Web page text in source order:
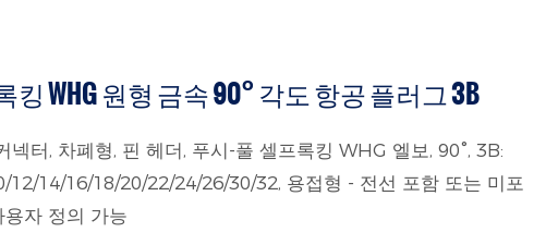
킹 WHG 원형 금속 90° 각도 항공 플러그 3B
넥터, 차폐형, 핀 헤더, 푸시-풀 셀프록킹 WHG 엘보, 90°, 3B:
12/14/16/18/20/22/24/26/30/32, 용접형 - 전선 포함 또는 미포
용자 정의 가능